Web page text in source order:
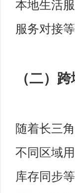
本地生活
服务对接
（二）
随着长三
不同区域
库存同步